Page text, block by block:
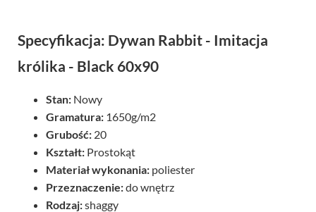
Specyfikacja: Dywan Rabbit - Imitacja
królika - Black 60x90
Stan: Nowy
Gramatura: 1650g/m2
Grubość: 20
Kształt: Prostokąt
Materiał wykonania: poliester
Przeznaczenie:do wnętrz
Rodzaj:shaggy